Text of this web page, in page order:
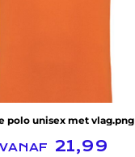
polo unisex met vlag.png
vanaf 21,99